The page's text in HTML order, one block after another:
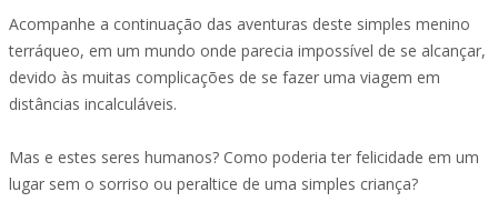
Acompanhe a continuação das aventuras deste simples menino
terráqueo, em um mundo onde parecia impossível de se alcançar,
devido às muitas complicações de se fazer uma viagem em
distâncias incalculáveis.
Mas e estes seres humanos? Como poderia ter felicidade em um
lugar sem o sorriso ou peraltice de uma simples criança?